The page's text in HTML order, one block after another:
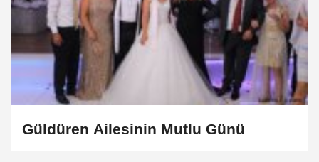
Güldüren Ailesinin Mutlu Günü